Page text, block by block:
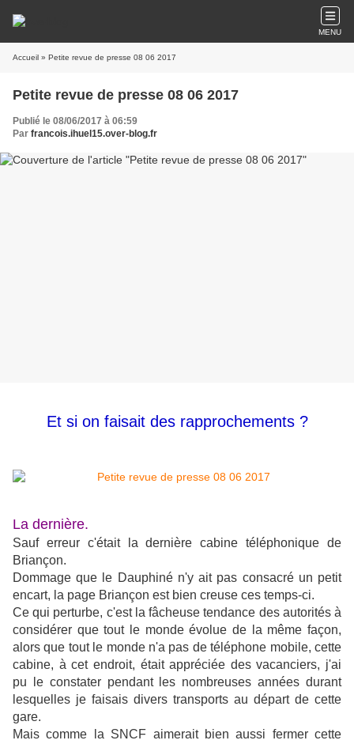
MENU
Accueil » Petite revue de presse 08 06 2017
Petite revue de presse 08 06 2017
Publié le 08/06/2017 à 06:59
Par francois.ihuel15.over-blog.fr
Et si on faisait des rapprochements ?
La dernière.
Sauf erreur c'était la dernière cabine téléphonique de
Briançon.
Dommage que le Dauphiné n'y ait pas consacré un petit
encart, la page Briançon est bien creuse ces temps-ci.
Ce qui perturbe, c'est la fâcheuse tendance des autorités à
considérer que tout le monde évolue de la même façon,
alors que tout le monde n'a pas de téléphone mobile, cette
cabine, à cet endroit, était appréciée des vacanciers, j'ai
pu le constater pendant les nombreuses années durant
lesquelles je faisais divers transports au départ de cette
gare.
Mais comme la SNCF aimerait bien aussi fermer cette